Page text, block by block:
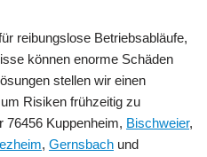
reibungslose Betriebsabläufe,
können enorme Schäden
stellen wir einen
Risiken frühzeitig zu
76456 Kuppenheim, Bischweier,
, Gernsbach und